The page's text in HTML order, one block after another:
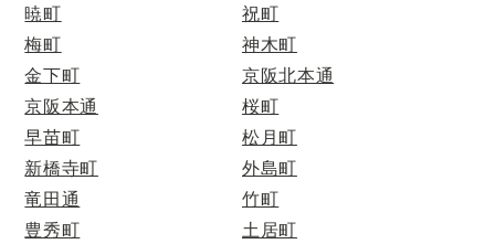
暁町
祝町
梅町
神木町
金下町
京阪北本通
京阪本通
桜町
早苗町
松月町
新橋寺町
外島町
竜田通
竹町
豊秀町
土居町